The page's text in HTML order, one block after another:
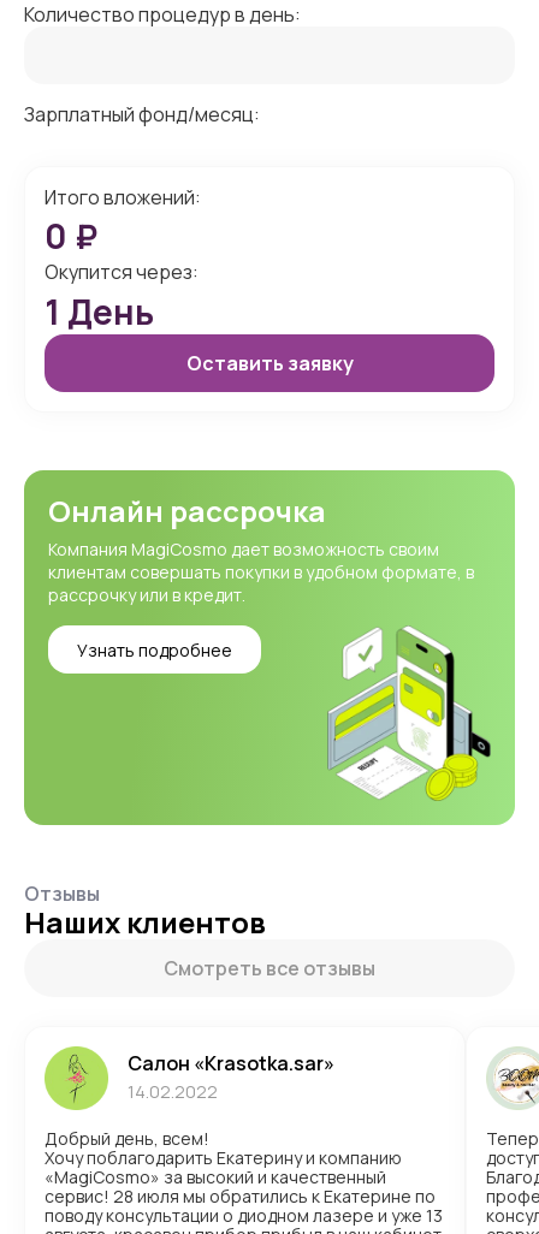
Количество процедур в день:
Зарплатный фонд/месяц:
Итого вложений:
0 ₽
Окупится через:
1 День
Оставить заявку
Онлайн рассрочка
Компания MagiCosmo дает возможность своим
клиентам совершать покупки в удобном формате, в
рассрочку или в кредит.
Узнать подробнее
Отзывы
Наших клиентов
Смотреть все отзывы
Салон «Krasotka.sar»
14.02.2022
Добрый день, всем!
Хочу поблагодарить Екатерину и компанию
«MagiCosmo» за высокий и качественный
сервис! 28 июля мы обратились к Екатерине по
поводу консультации о диодном лазере и уже 13